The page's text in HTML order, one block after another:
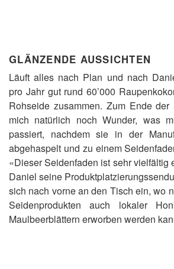
GLÄNZENDE AUSSICHTEN
Läuft alles nach Plan und nach
pro Jahr gut rund 60’000
Rohseide zusammen. Zum Ende der
mich natürlich noch Wunder, was
passiert, nachdem sie in der
abgehaspelt und zu einem
«Dieser Seidenfaden ist sehr vielfältig
Daniel seine
sich nach vorne an den Tisch ein, wo
Seidenprodukten auch lokaler
Maulbeerblättern erworben werden